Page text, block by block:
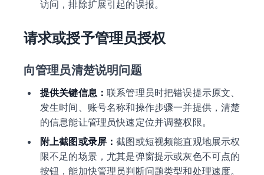
访问，排除扩展引起的误报。
请求或授予管理员授权
向管理员清楚说明问题
提供关键信息：联系管理员时把错误提示原文、
发生时间、账号名称和操作步骤一并提供，清楚
的信息能让管理员快速定位并调整权限。
附上截图或录屏：截图或短视频能直观地展示权
限不足的场景，尤其是弹窗提示或灰色不可点的
按钮，能加快管理员判断问题类型和处理速度。